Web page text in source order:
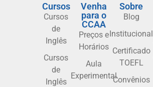
Cursos
Cursos
de
Inglês
Cursos
de
Inglês
Venha
para o
CCAA
Preços e
Horários
Aula
Experimental
Sobre
Blog
Institucional
Certificado
TOEFL
Convênios